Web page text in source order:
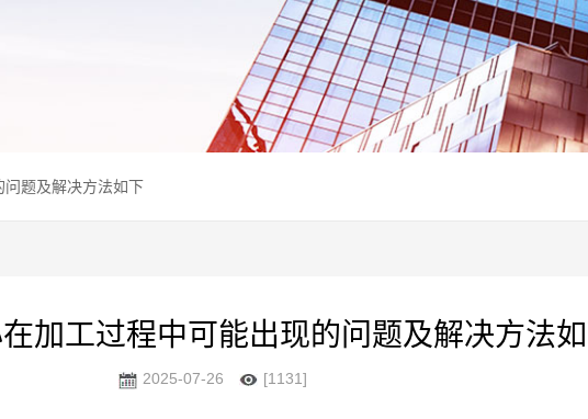
题及解决方法如下
加工过程中可能出现的问题及解决方法
2025-07-26 [1131]